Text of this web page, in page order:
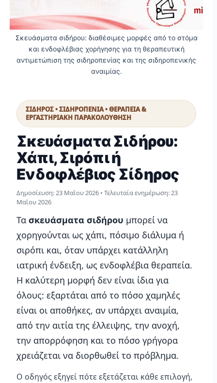
Σκευάσματα σιδήρου: διαθέσιμες μορφές από το στόμα
και ενδοφλέβιας χορήγησης για τη θεραπευτική
αντιμετώπιση της σιδηροπενίας και της σιδηροπενικής
αναιμίας.
ΣΙΔΗΡΟΣ • ΣΙΔΗΡΟΠΕΝΙΑ • ΘΕΡΑΠΕΙΑ &
ΕΡΓΑΣΤΗΡΙΑΚΗ ΠΑΡΑΚΟΛΟΥΘΗΣΗ
Σκευάσματα Σιδήρου:
Χάπι, Σιρόπι ή
Ενδοφλέβιος Σίδηρος
Δημοσίευση:23 Μαΐου 2026 • Τελευταία ενημέρωση:23
Μαΐου 2026
Τα σκευάσματα σιδήρου μπορεί να
χορηγούνται ως χάπι, πόσιμο διάλυμα ή
σιρόπι και, όταν υπάρχει κατάλληλη
ιατρική ένδειξη, ως ενδοφλέβια θεραπεία.
Η καλύτερη μορφή δεν είναι ίδια για
όλους: εξαρτάται από το πόσο χαμηλές
είναι οι αποθήκες, αν υπάρχει αναιμία,
από την αιτία της έλλειψης, την ανοχή,
την απορρόφηση και το πόσο γρήγορα
χρειάζεται να διορθωθεί το πρόβλημα.
Ο οδηγός εξηγεί πότε εξετάζεται κάθε επιλογή,